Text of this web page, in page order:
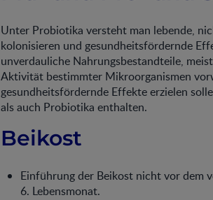
Unter Probiotika versteht man lebende,
kolonisieren und gesundheitsfördernde
unverdauliche Nahrungsbestandteile,
Aktivität bestimmter Mikroorganismen
gesundheitsfördernde Effekte erzielen
als auch Probiotika enthalten.
Beikost
Einführung der Beikost nicht vor dem
6. Lebensmonat.